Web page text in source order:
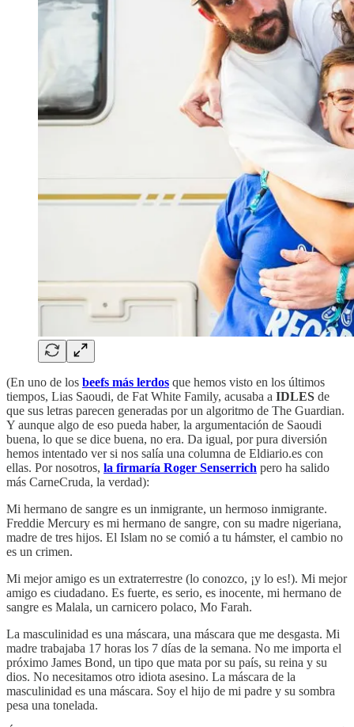
(En uno de los beefs más lerdos que hemos visto en los últimos
tiempos, Lias Saoudi, de Fat White Family, acusaba a IDLES de
que sus letras parecen generadas por un algoritmo de The Guardian.
Y aunque algo de eso pueda haber, la argumentación de Saoudi
buena, lo que se dice buena, no era. Da igual, por pura diversión
hemos intentado ver si nos salía una columna de Eldiario.es con
ellas. Por nosotros, la firmaría Roger Senserrich pero ha salido
más CarneCruda, la verdad):
Mi hermano de sangre es un inmigrante, un hermoso inmigrante.
Freddie Mercury es mi hermano de sangre, con su madre nigeriana,
madre de tres hijos. El Islam no se comió a tu hámster, el cambio no
es un crimen.
Mi mejor amigo es un extraterrestre (lo conozco, ¡y lo es!). Mi mejor
amigo es ciudadano. Es fuerte, es serio, es inocente, mi hermano de
sangre es Malala, un carnicero polaco, Mo Farah.
La masculinidad es una máscara, una máscara que me desgasta. Mi
madre trabajaba 17 horas los 7 días de la semana. No me importa el
próximo James Bond, un tipo que mata por su país, su reina y su
dios. No necesitamos otro idiota asesino. La máscara de la
masculinidad es una máscara. Soy el hijo de mi padre y su sombra
pesa una tonelada.